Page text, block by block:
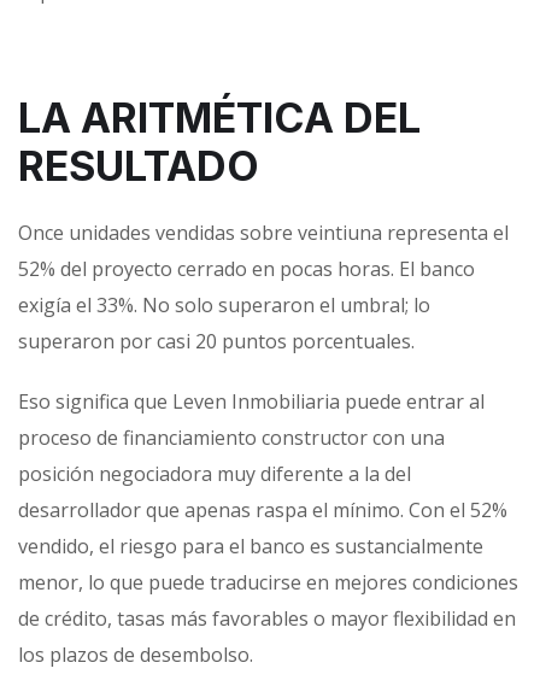
LA ARITMÉTICA DEL
RESULTADO
Once unidades vendidas sobre veintiuna representa el
52% del proyecto cerrado en pocas horas. El banco
exigía el 33%. No solo superaron el umbral; lo
superaron por casi 20 puntos porcentuales.
Eso significa que Leven Inmobiliaria puede entrar al
proceso de financiamiento constructor con una
posición negociadora muy diferente a la del
desarrollador que apenas raspa el mínimo. Con el 52%
vendido, el riesgo para el banco es sustancialmente
menor, lo que puede traducirse en mejores condiciones
de crédito, tasas más favorables o mayor flexibilidad en
los plazos de desembolso.